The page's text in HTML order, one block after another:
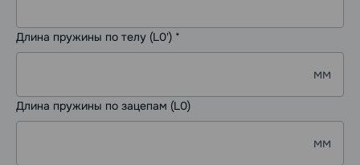
Длина пружины по телу (L0') *
мм
Длина пружины по зацепам (L0)
мм